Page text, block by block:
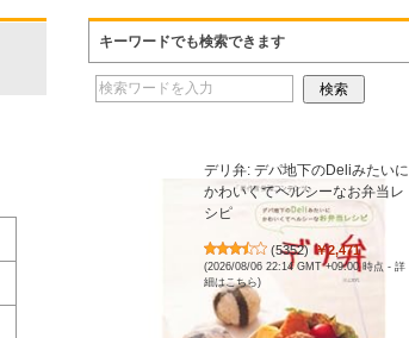
キーワードでも検索できます
デリ弁: デパ地下のDeliみたいに
かわいくてヘルシーなお弁当レ
シピ
(5352) ￥2,471
(2026/08/06 22:14 GMT +09:00 時点 -詳
細はこちら)